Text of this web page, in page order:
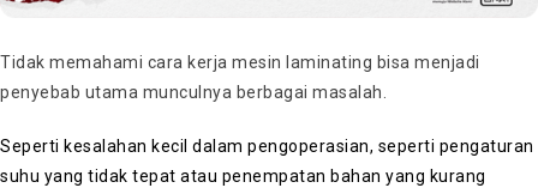
Tidak memahami cara kerja mesin laminating bisa menjadi
penyebab utama munculnya berbagai masalah.
Seperti kesalahan kecil dalam pengoperasian, seperti pengaturan
suhu yang tidak tepat atau penempatan bahan yang kurang